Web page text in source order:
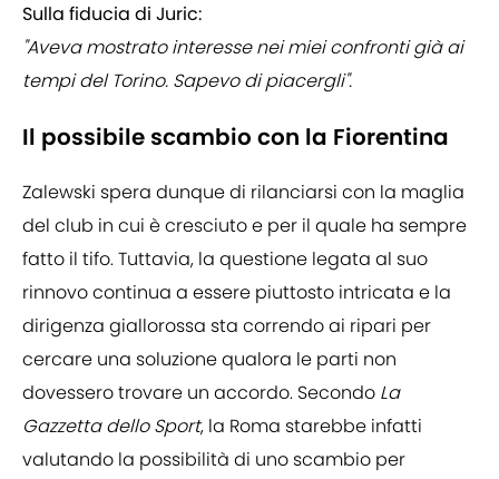
Sulla fiducia di Juric:
"Aveva mostrato interesse nei miei confronti già ai
tempi del Torino. Sapevo di piacergli".
Il possibile scambio con la Fiorentina
Zalewski spera dunque di rilanciarsi con la maglia
del club in cui è cresciuto e per il quale ha sempre
fatto il tifo. Tuttavia, la questione legata al suo
rinnovo continua a essere piuttosto intricata e la
dirigenza giallorossa sta correndo ai ripari per
cercare una soluzione qualora le parti non
dovessero trovare un accordo. Secondo La
Gazzetta dello Sport, la Roma starebbe infatti
valutando la possibilità di uno scambio per